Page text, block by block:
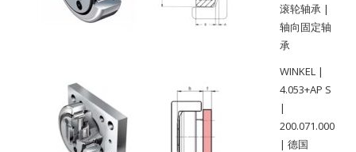
滚轮轴承 |
轴向固定轴
承
WINKEL |
4.053+AP S
|
200.071.000
| 德国